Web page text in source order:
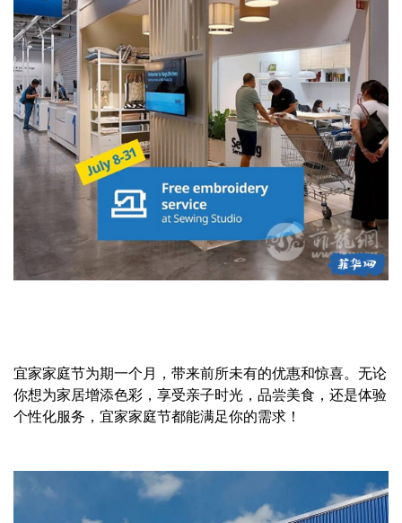
宜家家庭节为期一个月，带来前所未有的优惠和惊喜。无论
你想为家居增添色彩，享受亲子时光，品尝美食，还是体验
个性化服务，宜家家庭节都能满足你的需求！